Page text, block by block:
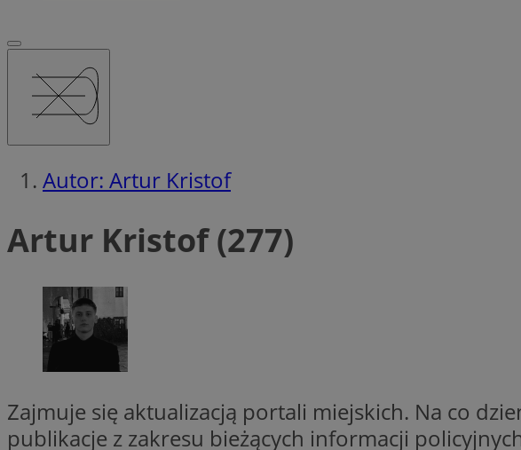
Autor: Artur Kristof
Artur Kristof (277)
Zajmuje się aktualizacją portali miejskich. Na co
publikacje z zakresu bieżących informacji